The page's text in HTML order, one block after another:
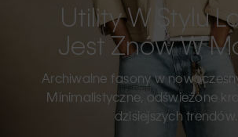
Utility W Stylu
Jest Znów W
Archiwalne fasony w
Minimalistyczne, odświeżone
dzisiejszych trendów.